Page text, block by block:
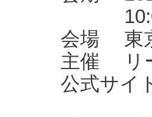
10:00-
会場 東
主催 リ
公式サイ